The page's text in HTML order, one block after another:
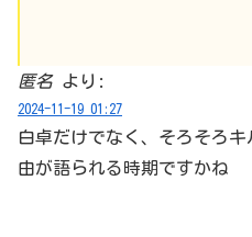
匿名 より:
2024-11-19 01:27
白卓だけでなく、そろそろ
由が語られる時期ですかね